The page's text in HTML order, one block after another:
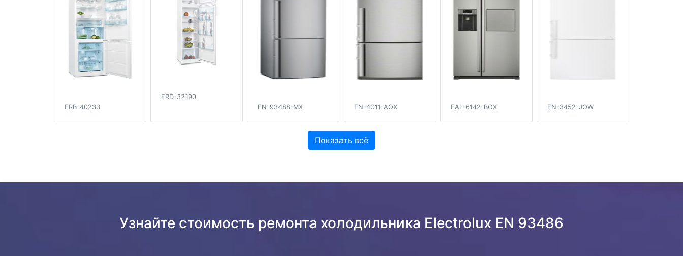
ERB-40233
ERD-32190
EN-93488-MX
EN-4011-AOX EAL-6142-BOX EN-3452-JOW
Показать всё
Узнайте стоимость ремонта холодильника Electrolux EN 93486